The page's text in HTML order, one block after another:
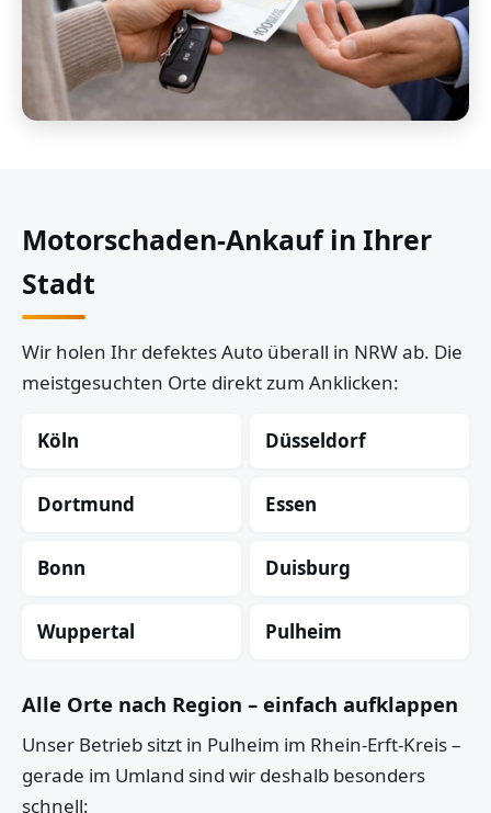
Motorschaden-Ankauf in Ihrer
Stadt
Wir holen Ihr defektes Auto überall in NRW ab. Die
meistgesuchten Orte direkt zum Anklicken:
Köln Düsseldorf
Dortmund Essen
Bonn Duisburg
Wuppertal Pulheim
Alle Orte nach Region – einfach aufklappen
Unser Betrieb sitzt in Pulheim im Rhein-Erft-Kreis –
gerade im Umland sind wir deshalb besonders
schnell: